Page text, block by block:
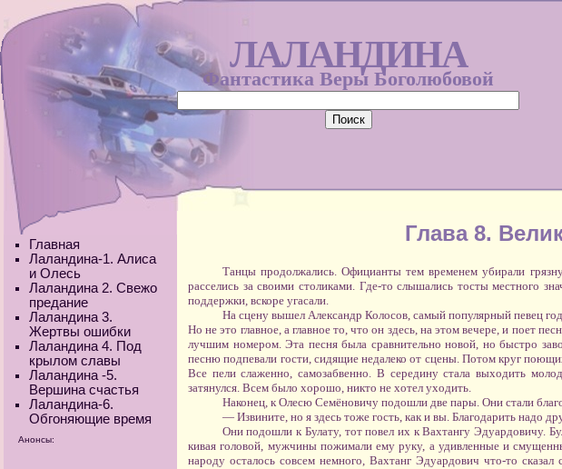
ЛАЛАНДИНА
Фантастика Веры Боголюбовой
Главная
Лаландина-1. Алиса
и Олесь
Лаландина 2. Свежо
предание
Лаландина 3.
Жертвы ошибки
Лаландина 4. Под
крылом славы
Лаландина -5.
Вершина счастья
Лаландина-6.
Обгоняющие время
Анонсы:
Глава 8.
Танцы продолжались. Официанты тем временем убирали
расселись за своими столиками. Где-то слышались тосты местного
поддержки, вскоре угасали.
На сцену вышел Александр Колосов, самый популярный певец
Но не это главное, а главное то, что он здесь, на этом вечере, и поет
лучшим номером. Эта песня была сравнительно новой, но быстро
песню подпевали гости, сидящие недалеко от сцены. Потом круг
Все пели слаженно, самозабвенно. В середину стала выходить
затянулся. Всем было хорошо, никто не хотел уходить.
Наконец, к Олесю Семёновичу подошли две пары. Они стали
— Извините, но я здесь тоже гость, как и вы. Благодарить надо
Они подошли к Булату, тот повел их к Вахтангу Эдуардовичу.
кивая головой, мужчины пожимали ему руку, а удивленные и
народу осталось совсем немного, Вахтанг Эдуардович что-то